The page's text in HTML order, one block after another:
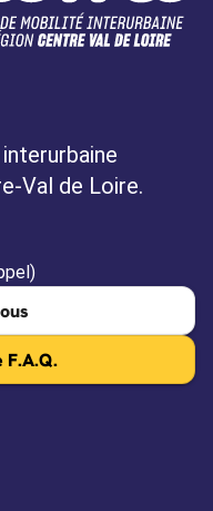
Val de Loire.
F.A.Q.